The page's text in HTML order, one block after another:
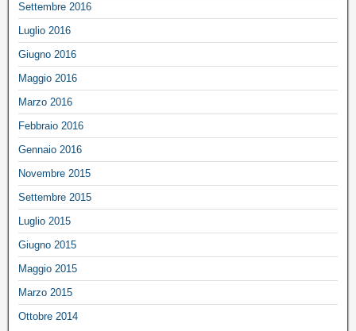
Settembre 2016
Luglio 2016
Giugno 2016
Maggio 2016
Marzo 2016
Febbraio 2016
Gennaio 2016
Novembre 2015
Settembre 2015
Luglio 2015
Giugno 2015
Maggio 2015
Marzo 2015
Ottobre 2014